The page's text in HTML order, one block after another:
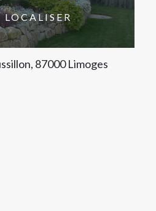
LOCALISER
87000 Limoges